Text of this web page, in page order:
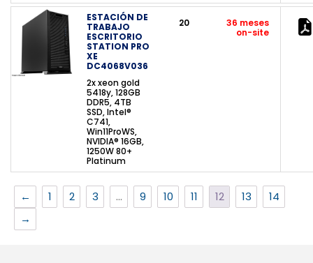
ESTACIÓN DE
TRABAJO
ESCRITORIO
STATION PRO
XE
DC4068V036
2x xeon gold
5418y, 128GB
DDR5, 4TB
SSD, Intel®
C741,
Win11ProWS,
NVIDIA® 16GB,
1250W 80+
Platinum
20
36 meses
on-site
← 1 2 3 … 9 10 11 12 13
14
→